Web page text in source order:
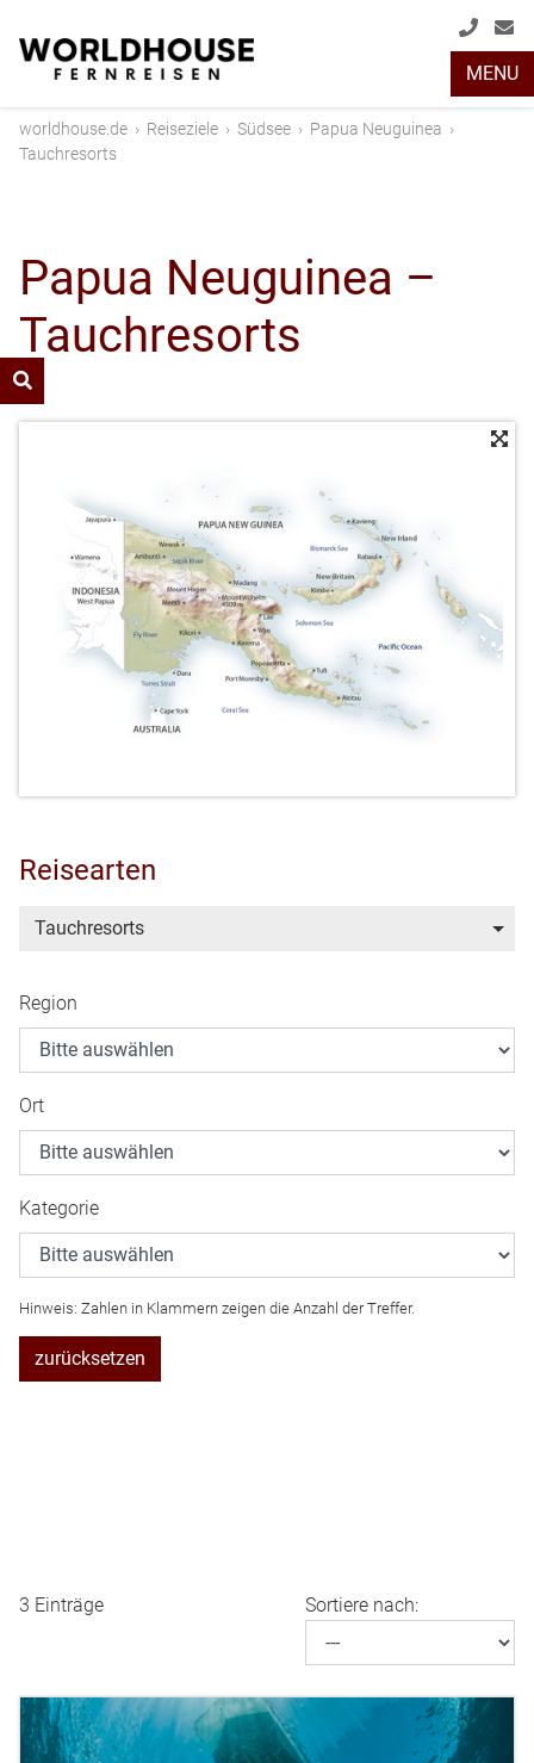
+49
(0)
MENU
worldhouse.de › Reiseziele › Südsee › Papua Neuguinea ›
Tauchresorts
Papua Neuguinea –
Tauchresorts
Reisearten
Tauchresorts
Region
Ort
Kategorie
Hinweis: Zahlen in Klammern zeigen die Anzahl der Treffer.
zurücksetzen
3 Einträge Sortiere nach: